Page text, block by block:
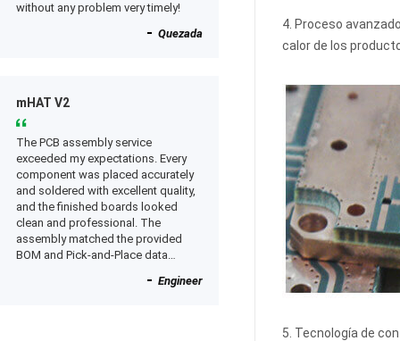
4. Proceso
calor de los
5. Tecnología de
without any problem very timely!
Quezada
mHAT V2
The PCB assembly service
exceeded my expectations. Every
component was placed accurately
and soldered with excellent quality,
and the finished boards looked
clean and professional. The
assembly matched the provided
BOM and Pick-and-Place data
expected after receiving the boards.
Engineer